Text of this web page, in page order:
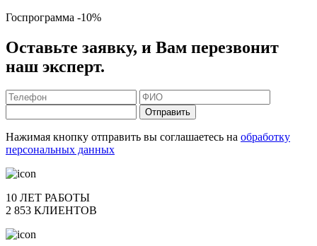
Госпрограмма -10%
Оставьте заявку, и Вам перезвонит
наш эксперт.
Отправить
Нажимая кнопку отправить вы соглашаетесь на обработку
персональных данных
10 ЛЕТ РАБОТЫ
2 853 КЛИЕНТОВ